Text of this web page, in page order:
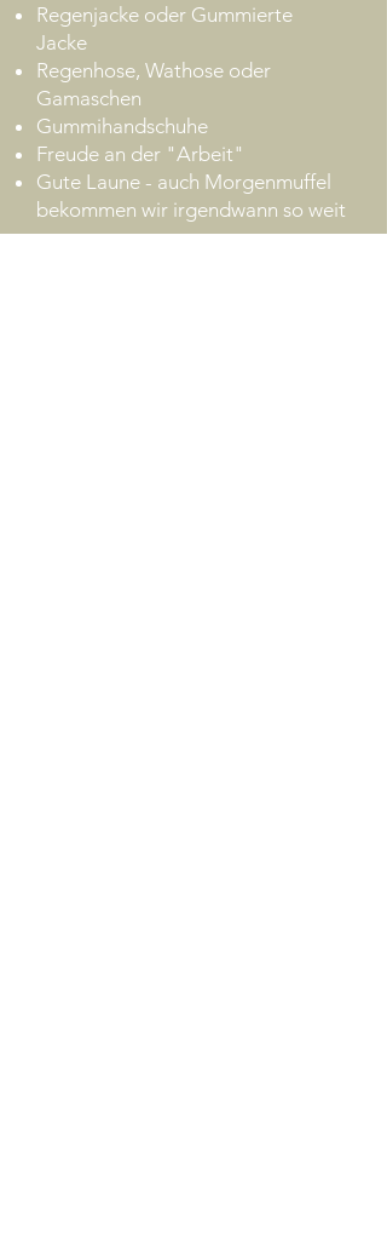
Regenjacke oder Gummierte
Jacke
Regenhose, Wathose oder
Gamaschen
Gummihandschuhe
Freude an der "Arbeit"
Gute Laune - auch Morgenmuffel
bekommen wir irgendwann so weit